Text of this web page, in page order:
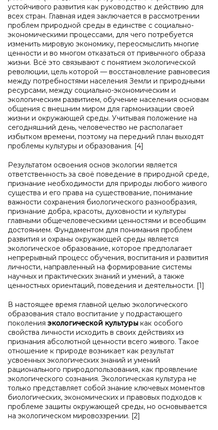
устойчивого развития как руководство к действию для
всех стран. Главная идея заключается в рассмотрении
проблем природной среды в единстве с социально-
экономическими процессами, для чего потребуется
изменить мировую экономику, переосмыслить многие
ценности и во многом отказаться от привычного образа
жизни. Всё это связывают с понятием экологической
революции, цель которой — восстановление равновесия
между потребностями населения Земли и природными
ресурсами, между социально-экономическим и
экологическим развитием, обучение населения основам
общения с внешним миром для гармонизации своей
жизни и окружающей среды. Учитывая положение на
сегодняшний день, человечество не располагает
избытком времени, поэтому на передний план выходят
проблемы культуры и образования. [4]
Результатом освоения основ экологии является
ответственность за своё поведение в природной среде,
признание необходимости для природы любого живого
существа и его права на существование, понимание
важности сохранения биологического разнообразия,
признание добра, красоты, духовности и культуры
главными общечеловеческими ценностями и всеобщим
достоянием. Фундаментом для понимания проблем
развития и охраны окружающей среды является
экологическое образование, которое предполагает
непрерывный процесс обучения, воспитания и развития
личности, направленный на формирование системы
научных и практических знаний и умений, а также
ценностных ориентаций, поведения и деятельности. [1]
В настоящее время главной целью экологического
образования стало воспитание у подрастающего
поколения экологической культуры как особого
свойства личности исходить в своих действиях из
признания абсолютной ценности всего живого. Такое
отношение к природе возникает как результат
усвоенных экологических знаний и умений
рационального природопользования, как проявление
экологического сознания. Экологическая культура не
только представляет собой знание ключевых моментов
биологических, экономических и правовых подходов к
проблеме защиты окружающей среды, но основывается
на экологическом мировоззрении. [2]